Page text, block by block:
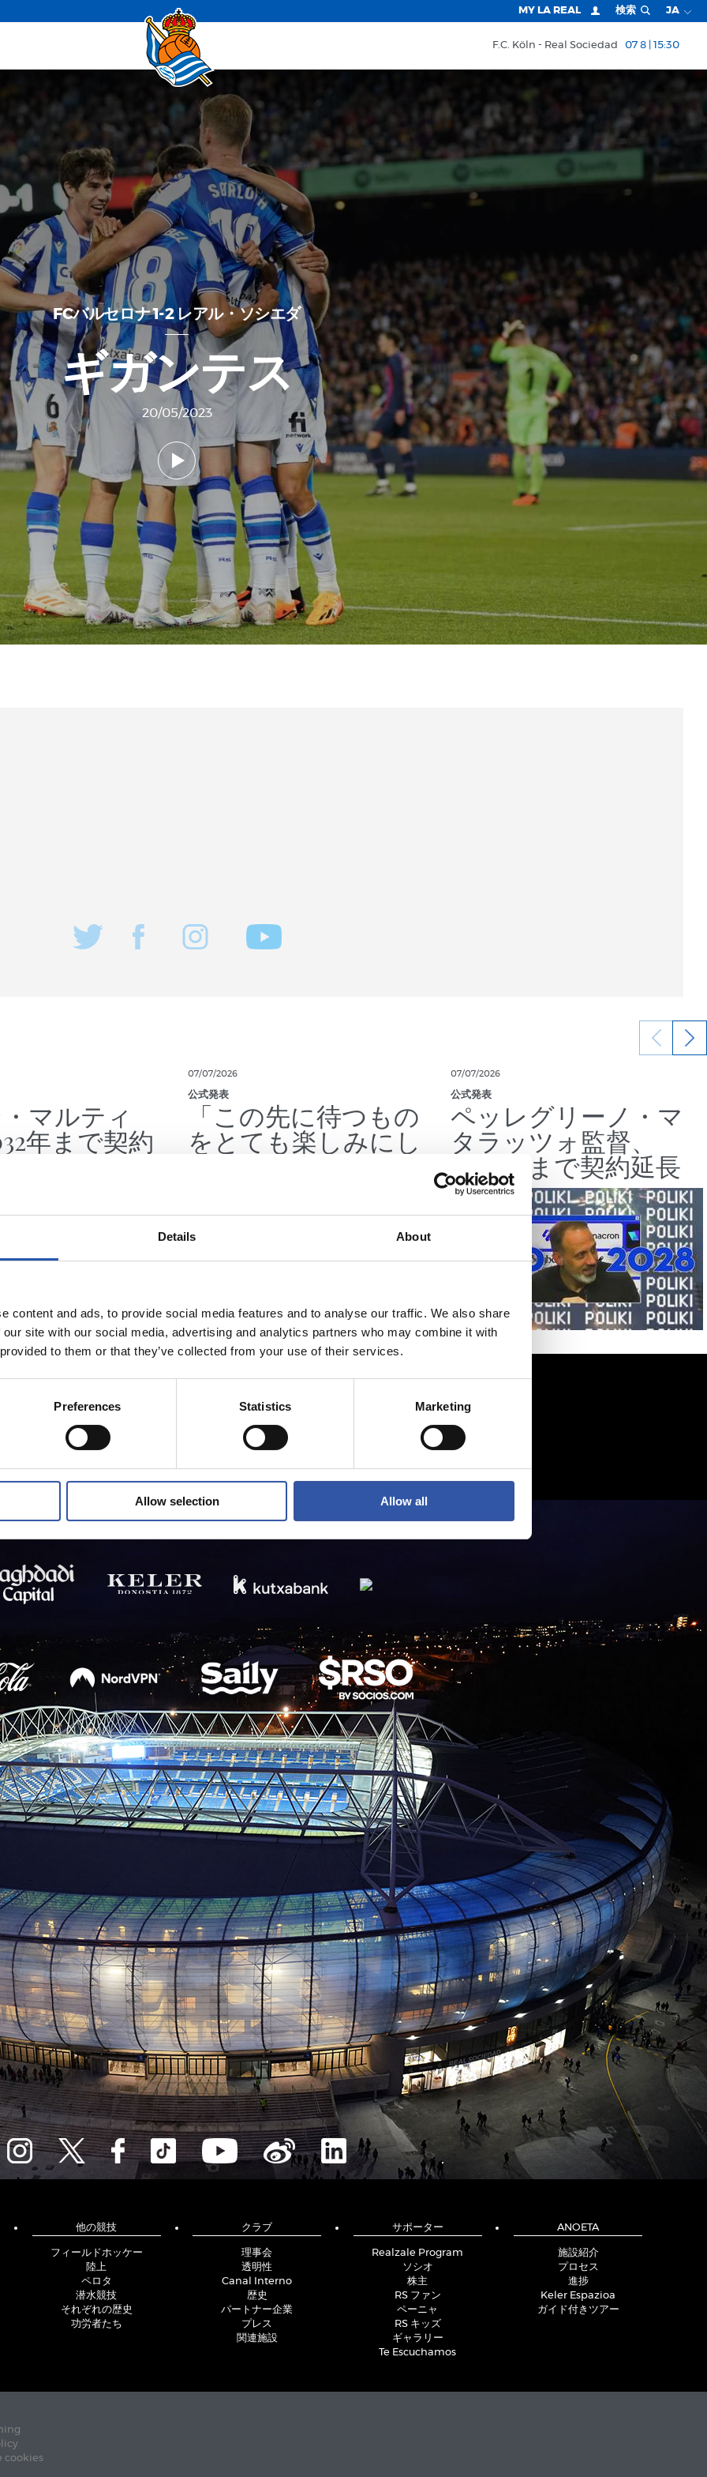
Details About
content and ads, to provide social media features and to analyse our traffic. We also share
site with our social media, advertising and analytics partners who may combine it with
to them or that they’ve collected from your use of their services.
Preferences Statistics Marketing
Allow selection Allow all
MY LA REAL 検索 JA
F.C. Köln Real Sociedad 07 8 | 15:30
FCバルセロナ 1-2 レアル・ソシエダ
ギガンテス
20/05/2023
マルティ
年まで契約
07/07/2026
公式発表
「この先に待つもの
をとても楽しみにし
ている」
07/07/2026
公式発表
ペッレグリーノ・マ
タラッツォ監督、
2028年まで契約延長
他の競技
フィールドホッケー
陸上
ペロタ
潜水競技
それぞれの歴史
功労者たち
クラブ
理事会
透明性
Canal Interno
歴史
パートナー企業
プレス
関連施設
サポーター
Realzale Program
ソシオ
株主
RS ファン
ペーニャ
RS キッズ
ギャラリー
Te Escuchamos
ANOETA
施設紹介
プロセス
進捗
Keler Espazioa
ガイド付きツアー
cookies